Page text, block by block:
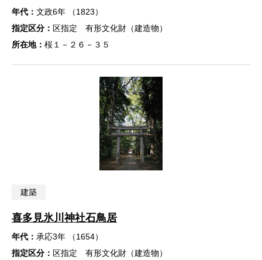
年代： 文政6年 （1823）
指定区分： 区指定 有形文化財（建造物）
所在地： 桜１－２６－３５
建築
喜多見氷川神社石鳥居
年代： 承応3年 （1654）
指定区分： 区指定 有形文化財（建造物）